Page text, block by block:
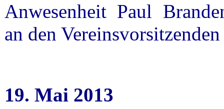
Anwesenheit Paul
an den
19. Mai 2013